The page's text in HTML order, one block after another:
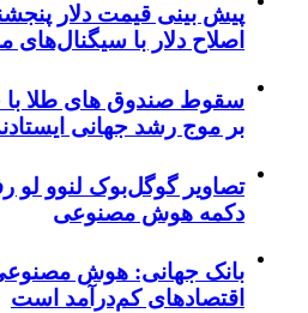
اصلاح دلار با
سقوط صندوق های طلا با
بر موج رشد جهانی
تصاویر گوگل‌بوک لنوو لو
دکمه هوش مصنوعی
بانک جهانی: هوش
اقتصادهای کم‌درآمد است